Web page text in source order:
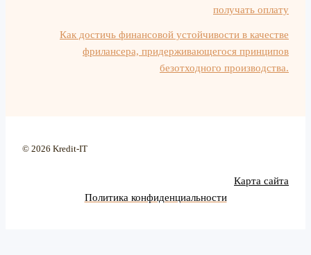
получать оплату
Как достичь финансовой устойчивости в качестве
фрилансера, придерживающегося принципов
безотходного производства.
© 2026 Kredit-IT
Карта сайта
Политика конфиденциальности